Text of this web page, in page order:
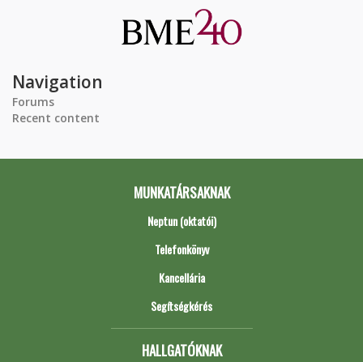
Navigation
Forums
Recent content
MUNKATÁRSAKNAK
Neptun (oktatói)
Telefonkönyv
Kancellária
Segítségkérés
HALLGATÓKNAK